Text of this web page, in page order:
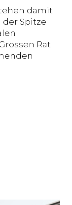
damit
Spitze
Rat